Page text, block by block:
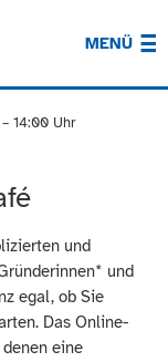
MENÜ
14:00 Uhr
und
und
egal, ob Sie
Das Online-
eine